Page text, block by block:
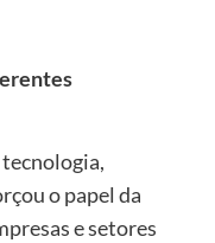
o papel da
e setores